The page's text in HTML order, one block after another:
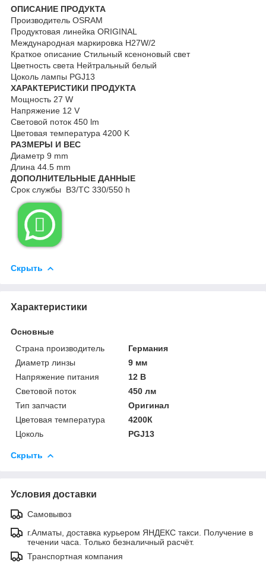
ОПИСАНИЕ ПРОДУКТА
Производитель OSRAM
Продуктовая линейка ORIGINAL
Международная маркировка H27W/2
Краткое описание Стильный ксеноновый свет
Цветность света Нейтральный белый
Цоколь лампы PGJ13
ХАРАКТЕРИСТИКИ ПРОДУКТА
Мощность 27 W
Напряжение 12 V
Световой поток 450 lm
Цветовая температура 4200 K
РАЗМЕРЫ И ВЕС
Диаметр 9 mm
Длина 44.5 mm
ДОПОЛНИТЕЛЬНЫЕ ДАННЫЕ
Срок службы B3/TC 330/550 h

Скрыть
Характеристики
Основные
Страна производитель
Германия
Диаметр линзы
9 мм
Напряжение питания
12 В
Световой поток
450 лм
Тип запчасти
Оригинал
Цветовая температура
4200К
Цоколь
PGJ13
Скрыть
Условия доставки
Самовывоз
г.Алматы, доставка курьером ЯНДЕКС такси. Получение в
течении часа. Только безналичный расчёт.
Транспортная компания